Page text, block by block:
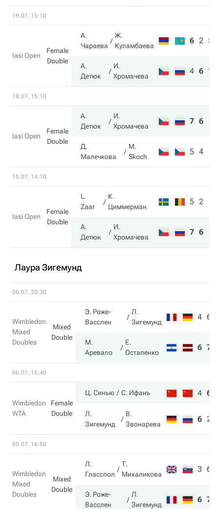
19.07, 15:10
Iasi Open
Female
Double
А.
Чараева
Ж.
Куламбаева
6 2 5
А.
Детюк
И.
Хромачева
4 6 10
18.07, 15:10
Iasi Open
Female
Double
А.
Детюк
И.
Хромачева
7 6
Д.
Малечкова
M.
Skoch
5 4
15.07, 14:10
Iasi Open
Female
Double
L.
Zaar
К.
Циммерман
5 2
А.
Детюк
И.
Хромачева
7 6
Лаура Зигемунд
06.07, 20:30
Wimbledon
Mixed
Doubles
Mixed
Double
Э. Роже-
Васслен
Л.
Зигемунд
4 6
М.
Аревало
Е.
Остапенко
6 7
06.07, 15:40
Wimbledon
WTA
Female
Double
Ц. Синью С. Ифань 4 6
Л.
Зигемунд
В.
Звонарева
6 2
05.07, 16:50
Wimbledon
Mixed
Doubles
Mixed
Double
Л.
Гласспол
Т.
Михаликова
3 6
Э. Роже-
Васслен
Л.
Зигемунд
6 7